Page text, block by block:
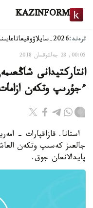
KAZINFORM
ترەند:2026-سايلاۋ وقيعا
00:05, 28 جەلتوقسان 2018
انتاركتيدانى
ءجۇرىپ وتكەن
استانا. قازاقپارات -
جالعىز كەسىپ وتكەن
پايدالانعان جوق.